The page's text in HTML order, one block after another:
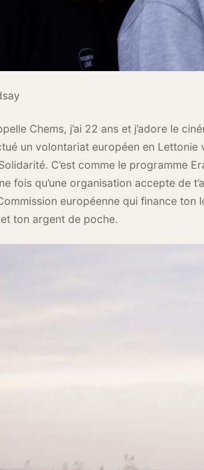
Chems, j’ai 22 ans et j’adore le
un volontariat européen en
C’est comme le programme
fois qu’une organisation accepte de
européenne qui finance ton
ton argent de poche.